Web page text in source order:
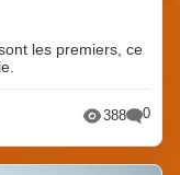
les premiers, ce
388 0